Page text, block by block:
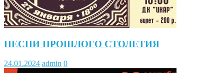
ПЕСНИ ПРОШЛОГО СТОЛЕТИЯ
24.01.2024 admin 0